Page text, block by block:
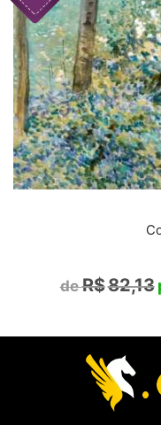
R$82,13